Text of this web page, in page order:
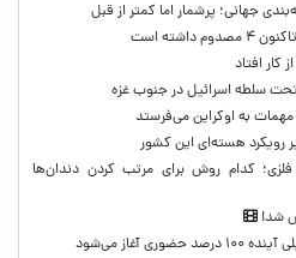
جهانی؛ پرشمار اما کمتر از قبل
است
کار افتاد
سلطه اسرائیل در جنوب غزه
مهمات به اوکراین می‌فرستد
رویکرد هسته‌ای این کشور
فلزی؛ کدام روش برای مرتب کردن دندان‌ها
شد!
آغاز می‌شود